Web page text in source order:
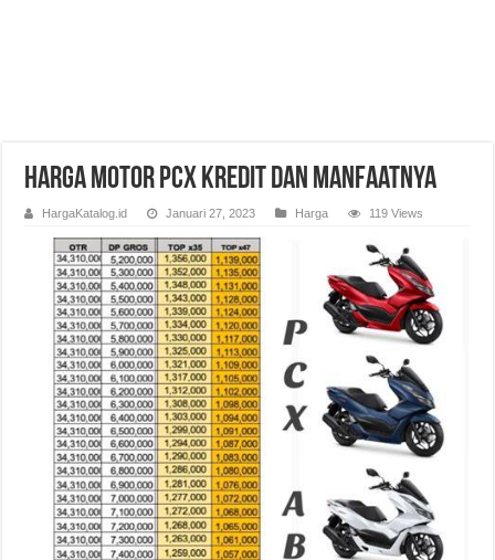
Harga Motor PCX Kredit dan Manfaatnya
HargaKatalog.id Januari 27, 2023 Harga 119 Views